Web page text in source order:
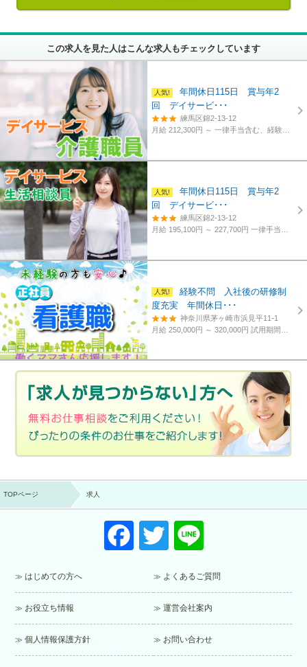
この求人を見た人はこんな求人もチェックしています
年間休日115日 賞与年2
回 デイサービ･･･
練馬区錦2-13-12
月給 212,300円 ～一律手当含む、経験・資格考慮
年間休日115日 賞与年2
回 デイサービ･･･
練馬区錦2-13-12
月給 195,100円 ～ 227,700円一律手当含む、経験・資格考慮
経験不問 入社後の研修制
度充実 年間休日･･･
神奈川県茅ヶ崎市浜見平11-1
月給 250,000円 ～ 320,000円試用期間あり。3カ月～4カ月。
TOPページ 求人
F
a
e
b
T
wi
tt
er
e
はじめての方へ よくあるご質問
お役立ち情報 運営会社案内
個人情報保護方針 お問い合わせ